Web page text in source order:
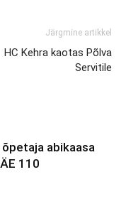
Järgmine artikkel
HC Kehra kaotas Põlva
Servitile
abikaasa
110